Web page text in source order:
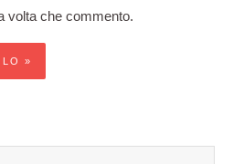
volta che commento.